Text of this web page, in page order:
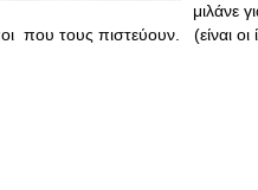
μιλάνε
τους πιστεύουν. (είναι οι